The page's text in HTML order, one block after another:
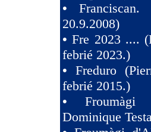
•
20.9.2008)
•Fre 2023 ....
febrié 2023.)
• Freduro
febrié 2015.)
• Froumàgi
Dominique